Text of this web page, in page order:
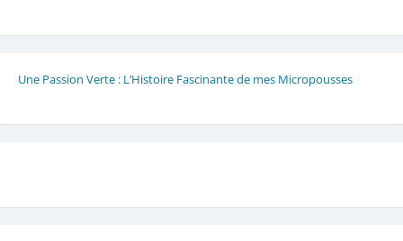
Une Passion Verte : L’Histoire Fascinante de mes Micropousses